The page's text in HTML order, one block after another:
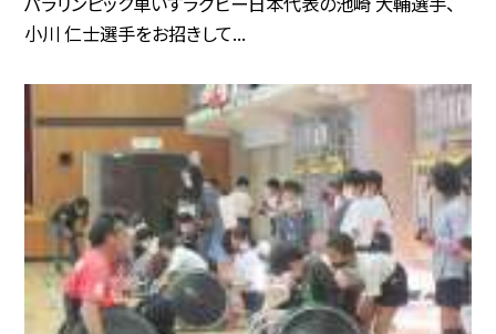
小川 仁士選手をお招きして...